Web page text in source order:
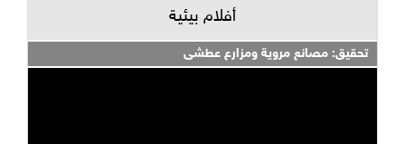
أفلام بيئية
تحقيق: مصانع مروية ومزارع عطشى